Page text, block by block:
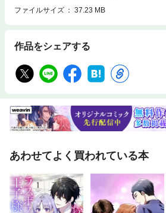
ファイルサイズ
37.23 MB
作品をシェアする
あわせてよく買われている本